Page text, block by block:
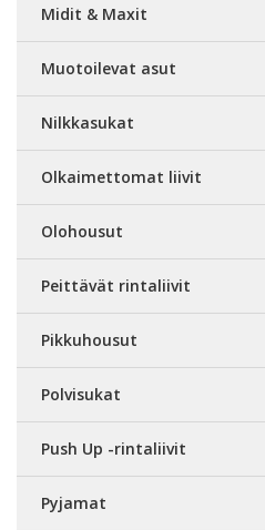
Midit & Maxit
Muotoilevat asut
Nilkkasukat
Olkaimettomat liivit
Olohousut
Peittävät rintaliivit
Pikkuhousut
Polvisukat
Push Up -rintaliivit
Pyjamat